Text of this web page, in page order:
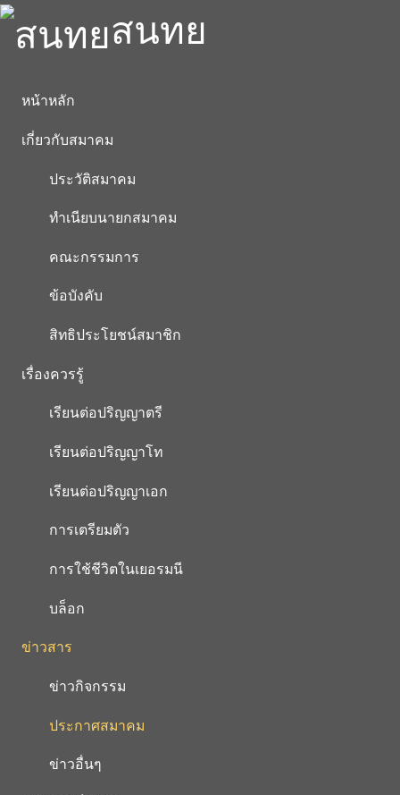
สนทย
หน้าหลัก
เกี่ยวกับสมาคม
ประวัติสมาคม
ทำเนียบนายกสมาคม
คณะกรรมการ
ข้อบังคับ
สิทธิประโยชน์สมาชิก
เรื่องควรรู้
เรียนต่อปริญญาตรี
เรียนต่อปริญญาโท
เรียนต่อปริญญาเอก
การเตรียมตัว
การใช้ชีวิตในเยอรมนี
บล็อก
ข่าวสาร
ข่าวกิจกรรม
ประกาศสมาคม
ข่าวอื่นๆ